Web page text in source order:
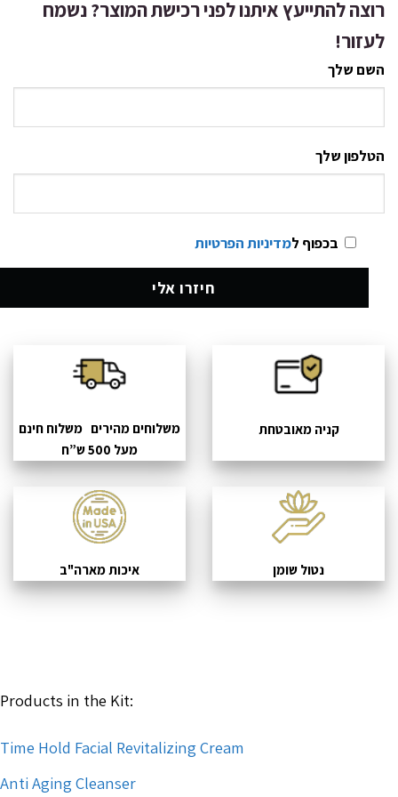
רוצה להתייעץ איתנו לפני רכישת המוצר? נשמח
לעזור!
השם שלך
הטלפון שלך
בכפוף למדיניות הפרטיות
משלוחים מהירים משלוח חינם
מעל 500 ש”ח
קניה מאובטחת
איכות מארה"ב נטול שומן
Products in the Kit:
Time Hold Facial Revitalizing Cream
Anti Aging Cleanser